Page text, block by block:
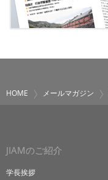
HOME メールマガジン
JIAMのご紹介
学長挨拶